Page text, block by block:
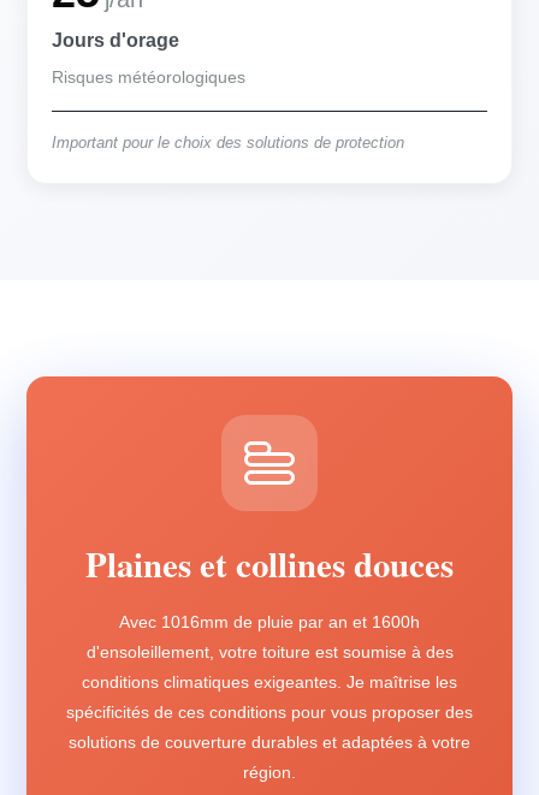
Jours d'orage
Risques météorologiques
Important pour le choix des solutions de protection
Plaines et collines douces
Avec 1016mm de pluie par an et 1600h
d'ensoleillement, votre toiture est soumise à des
conditions climatiques exigeantes. Je maîtrise les
spécificités de ces conditions pour vous proposer des
solutions de couverture durables et adaptées à votre
région.